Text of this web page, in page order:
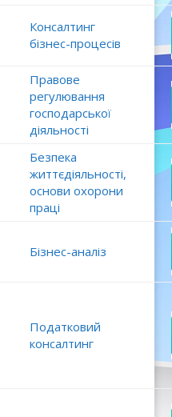
Консалтинг
бізнес-процесів
Правове
регулювання
господарської
діяльності
Безпека
життєдіяльності,
основи охорони
праці
Бізнес-аналіз
Податковий
консалтинг